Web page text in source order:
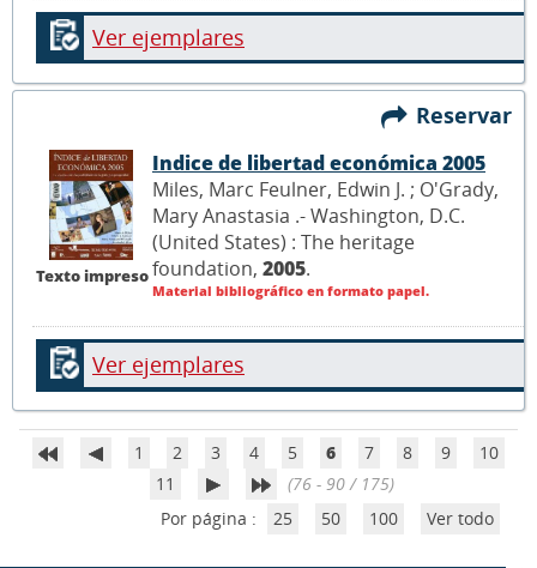
Ver ejemplares
Reservar
Texto impreso
Indice de libertad económica 2005
Miles, Marc Feulner, Edwin J. ; O'Grady,
Mary Anastasia .- Washington, D.C.
(United States) : The heritage
foundation, 2005.
Material bibliográfico en formato papel.
Ver ejemplares
1 2 3 4 5 6 7 8 9
10
11
(76 - 90 / 175)
Por página :
25 50 100 Ver todo